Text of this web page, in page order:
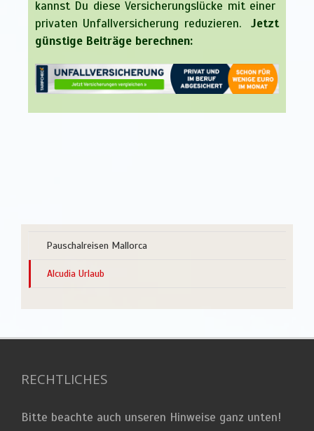
kannst Du diese Versicherungslücke mit einer
privaten Unfallversicherung reduzieren.
Jetzt
günstige Beiträge berechnen:
Pauschalreisen Mallorca
Alcudia Urlaub
RECHTLICHES
Bitte beachte auch unseren Hinweise ganz unten!